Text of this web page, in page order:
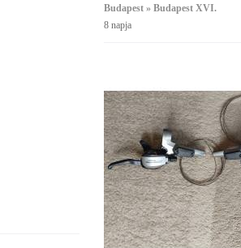
Budapest » Budapest XVI.
8 napja